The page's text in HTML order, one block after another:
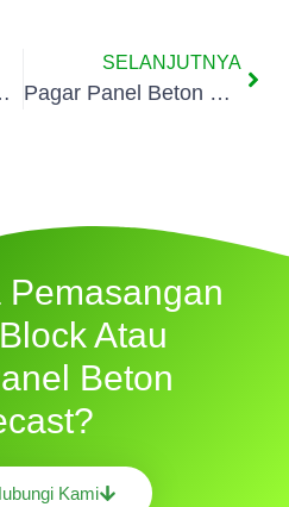
Kota Serang
SELANJUTNYA
Pagar Panel Beton Precast Curugmanis Kota Serang
Atau
Beton
Kami